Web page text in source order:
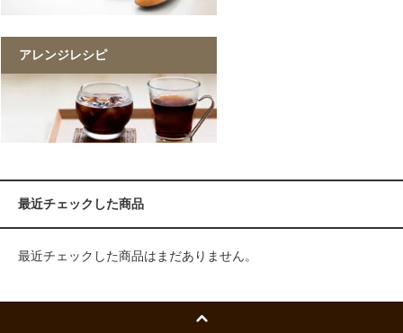
アレンジレシピ
最近チェックした商品
最近チェックした商品はまだありません。